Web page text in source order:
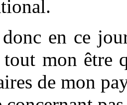
en ce
mon être
de mon